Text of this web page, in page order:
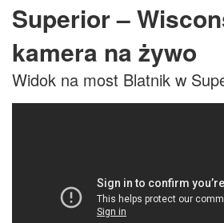
Superior –
kamera na żywo
Widok na most Blatnik w